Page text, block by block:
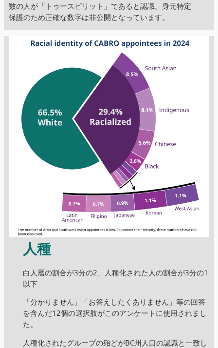
数の人が「トゥースピリット」であると認識。身元特定
保護のため正確な数字は非公開となっています。
人種
白人層の割合が3分の2、人種化された人の割合が3分の1
以下
「分かりません」「お答えしたくありません」等の回答
を含んだ12個の選択肢がこのアンケートに使用されまし
た。
人種化されたグループの殆どがBC州人口の認識と一致し